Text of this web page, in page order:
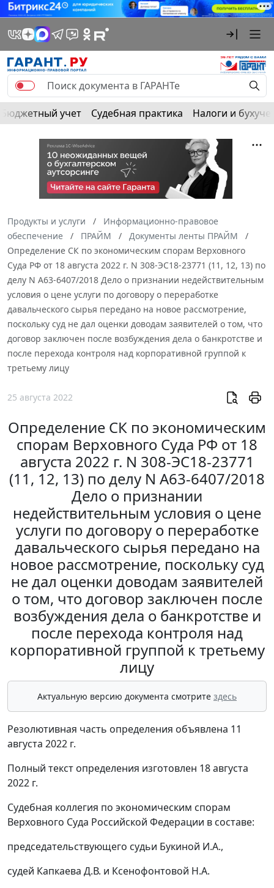
Бюджетный учет Судебная практика Налоги и
Продукты и услуги
Информационно-правовое
обеспечение
ПРАЙМ
Документы ленты ПРАЙМ
Определение СК по экономическим спорам Верховного
Суда РФ от 18 августа 2022 г. N 308-ЭС18-23771 (11, 12, 13) по
делу N А63-6407/2018 Дело о признании недействительным
условия о цене услуги по договору о переработке
давальческого сырья передано на новое рассмотрение,
поскольку суд не дал оценки доводам заявителей о том, что
договор заключен после возбуждения дела о банкротстве и
после перехода контроля над корпоративной группой к
третьему лицу
25 августа 2022
Определение СК по экономическим
спорам Верховного Суда РФ от 18
августа 2022 г. N 308-ЭС18-23771
(11, 12, 13) по делу N А63-6407/2018
Дело о признании
недействительным условия о цене
услуги по договору о переработке
давальческого сырья передано на
новое рассмотрение, поскольку суд
не дал оценки доводам заявителей
о том, что договор заключен после
возбуждения дела о банкротстве и
после перехода контроля над
корпоративной группой к третьему
лицу
Актуальную версию документа смотрите здесь
Резолютивная часть определения объявлена 11
августа 2022 г.
Полный текст определения изготовлен 18 августа
2022 г.
Судебная коллегия по экономическим спорам
Верховного Суда Российской Федерации в составе:
председательствующего судьи Букиной И.А.,
судей Капкаева Д.В. и Ксенофонтовой Н.А.